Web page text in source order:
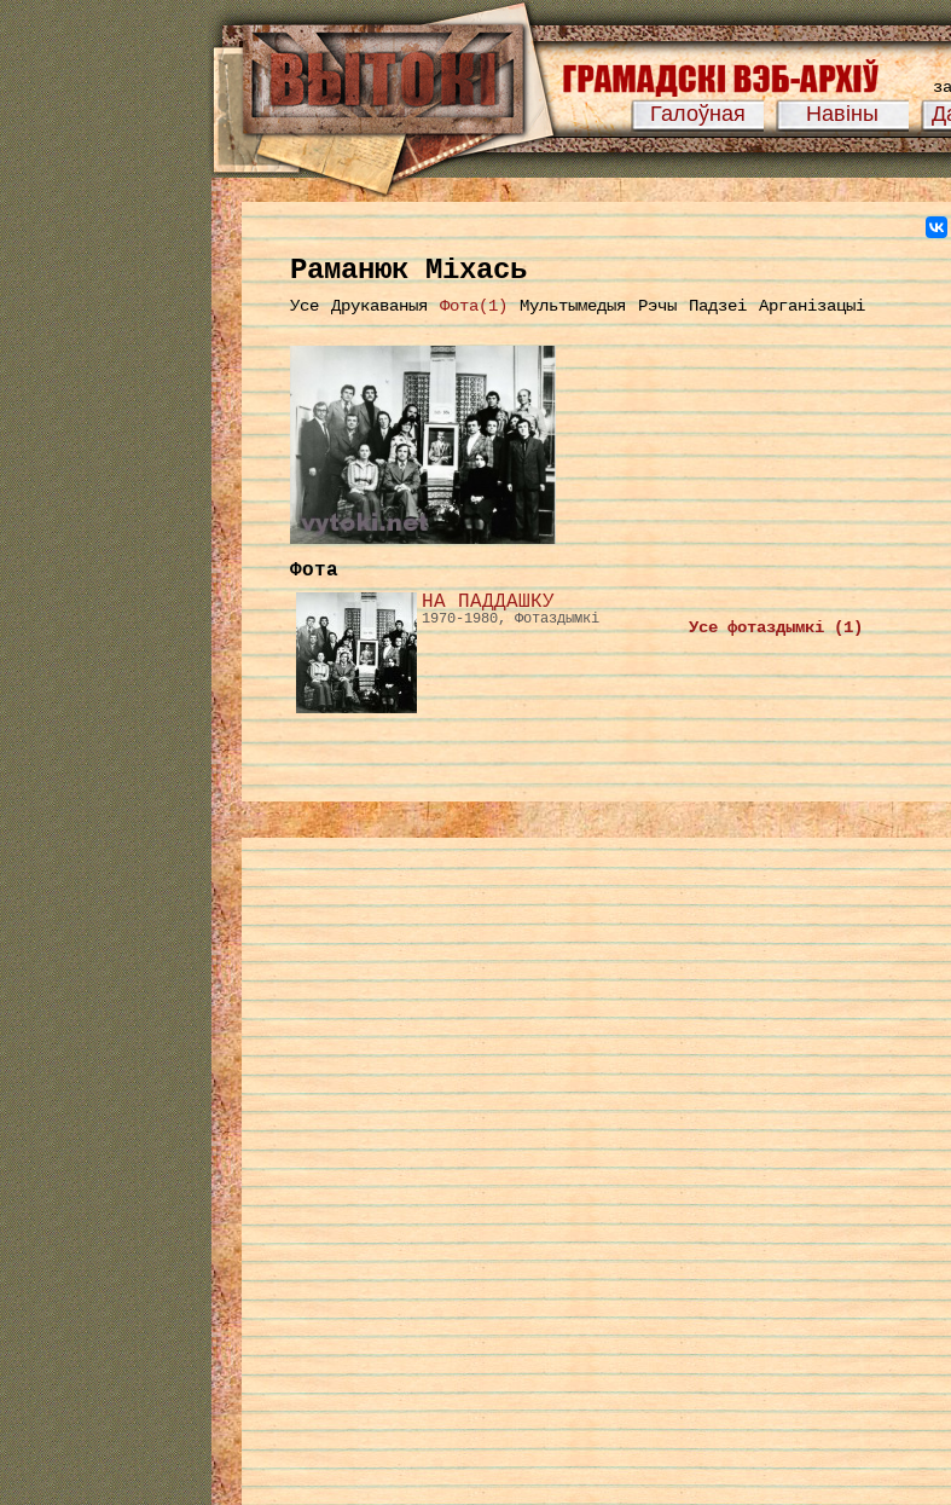
Галоўная Навіны
Раманюк Міхась
Усе Друкаваныя Фота(1) Мультымедыя Рэчы Падзеі Арганізацыі
Фота
НА ПАДДАШКУ
1970-1980, Фотаздымкі Усе фотаздымкі (1)